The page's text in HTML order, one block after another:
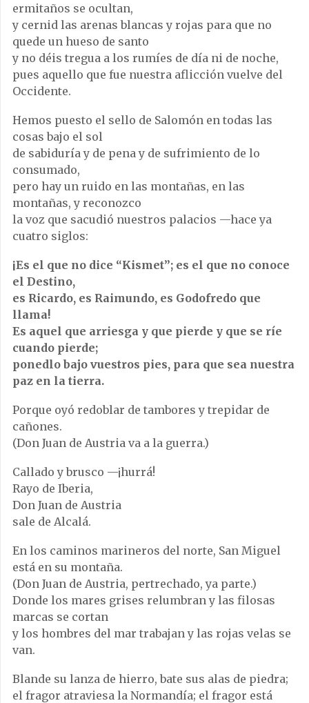
ermitaños se ocultan,
y cernid las arenas blancas y rojas para que no
quede un hueso de santo
y no déis tregua a los rumíes de día ni de noche,
pues aquello que fue nuestra aflicción vuelve del
Occidente.
Hemos puesto el sello de Salomón en todas las
cosas bajo el sol
de sabiduría y de pena y de sufrimiento de lo
consumado,
pero hay un ruido en las montañas, en las
montañas, y reconozco
la voz que sacudió nuestros palacios —hace ya
cuatro siglos:
¡Es el que no dice “Kismet”; es el que no conoce
el Destino,
es Ricardo, es Raimundo, es Godofredo que
llama!
Es aquel que arriesga y que pierde y que se ríe
cuando pierde;
ponedlo bajo vuestros pies, para que sea nuestra
paz en la tierra.
Porque oyó redoblar de tambores y trepidar de
cañones.
(Don Juan de Austria va a la guerra.)
Callado y brusco —¡hurrá!
Rayo de Iberia,
Don Juan de Austria
sale de Alcalá.
En los caminos marineros del norte, San Miguel
está en su montaña.
(Don Juan de Austria, pertrechado, ya parte.)
Donde los mares grises relumbran y las filosas
marcas se cortan
y los hombres del mar trabajan y las rojas velas se
van.
Blande su lanza de hierro, bate sus alas de piedra;
el fragor atraviesa la Normandía; el fragor está